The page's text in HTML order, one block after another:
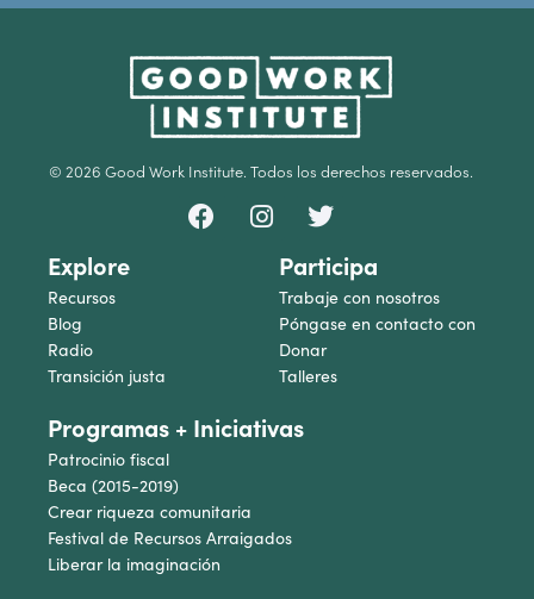
© 2026 Good Work Institute. Todos los derechos reservados.
Explore
Recursos
Blog
Radio
Transición justa
Participa
Trabaje con nosotros
Póngase en contacto con
Donar
Talleres
Programas + Iniciativas
Patrocinio fiscal
Beca (2015-2019)
Crear riqueza comunitaria
Festival de Recursos Arraigados
Liberar la imaginación